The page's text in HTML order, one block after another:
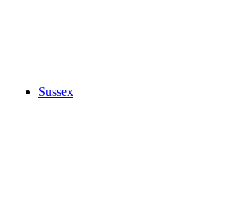
Sussex